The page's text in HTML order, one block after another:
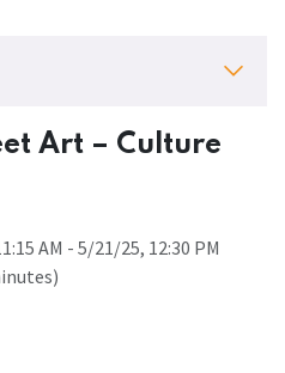
Art – Culture
AM - 5/21/25, 12:30 PM
)